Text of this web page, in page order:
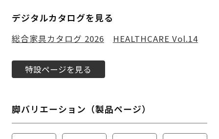
デジタルカタログを見る
総合家具カタログ 2026 HEALTHCARE Vol.14
特設ページを見る
脚バリエーション（製品ページ）